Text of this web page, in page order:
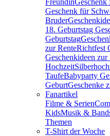
FreundinGeschenk
Geschenk für
Bruder
18. Geburtstag
Geburtstag
zur RenteRichtfest
Geschenkideen
Hochzeit
TaufeBabyparty
GeburtGeschenke
Fanartikel
Filme & Serien
KidsMusik &
Themen
T-Shirt der Woche